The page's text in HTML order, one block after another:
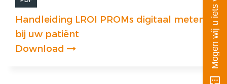
Handleiding LROI PROMs digitaal meten
bij uw patiënt
Download